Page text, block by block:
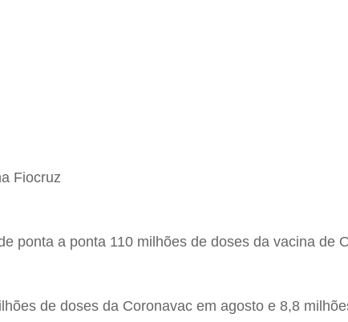
Fiocruz
ponta a ponta 110 milhões de doses da vacina de
de doses da Coronavac em agosto e 8,8